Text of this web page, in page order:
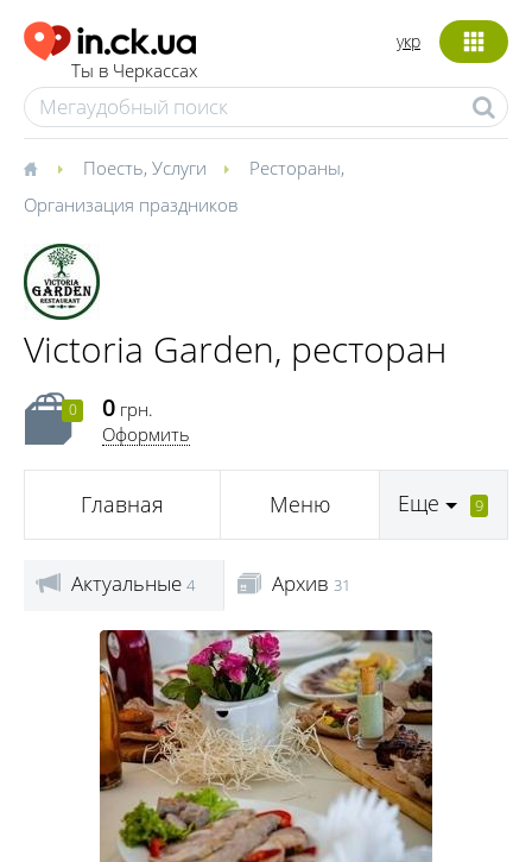
Ты в Черкассах
укр
Поесть, Услуги Рестораны,
Организация праздников
Victoria Garden, ресторан
0 0 грн.
Оформить
Главная Меню Еще 9
Актуальные 4 Архив 31